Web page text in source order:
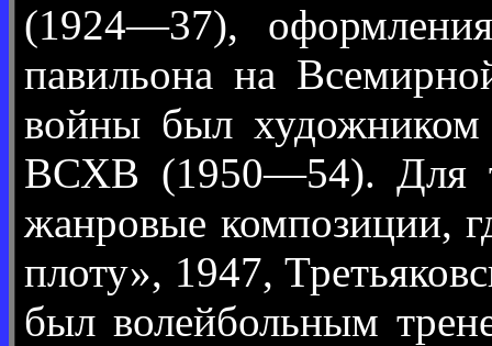
(1924—37),
павильона на
войны был художником
ВСХВ (1950—54). Для
жанровые композиции,
плоту», 1947,
был волейбольным